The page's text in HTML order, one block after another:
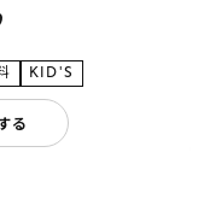
る